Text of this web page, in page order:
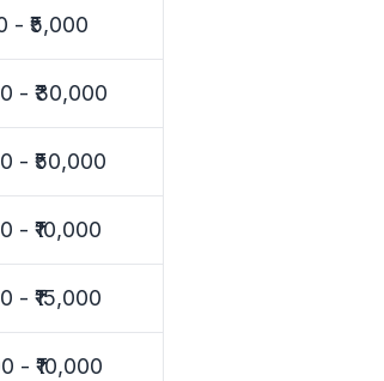
- ₹5,000
- ₹30,000
- ₹50,000
- ₹10,000
- ₹15,000
- ₹10,000